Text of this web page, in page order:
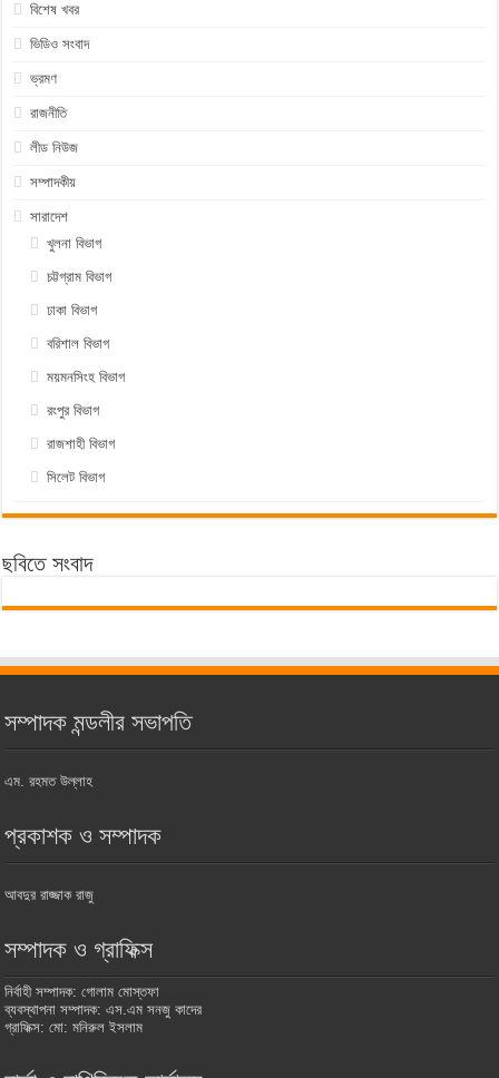
বিশেষ খবর
ভিডিও সংবাদ
ভ্রমণ
রাজনীতি
লীড নিউজ
সম্পাদকীয়
সারাদেশ
খুলনা বিভাগ
চট্টগ্রাম বিভাগ
ঢাকা বিভাগ
বরিশাল বিভাগ
ময়মনসিংহ বিভাগ
রংপুর বিভাগ
রাজশাহী বিভাগ
সিলেট বিভাগ
ছবিতে সংবাদ
সম্পাদক মন্ডলীর সভাপতি
এম. রহমত উল্লাহ
প্রকাশক ও সম্পাদক
আবদুর রাজ্জাক রাজু
সম্পাদক ও গ্রাফিক্স
নির্বাহী সম্পাদক: গোলাম মোস্তফা
ব্যবস্থাপনা সম্পাদক: এস.এম সনজু কাদের
গ্রাফিক্স: মো: মনিরুল ইসলাম